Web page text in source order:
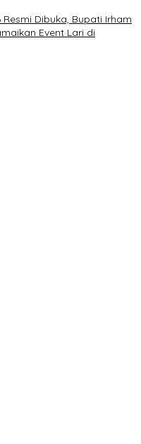
Dibuka, Bupati Irham
Event Lari di